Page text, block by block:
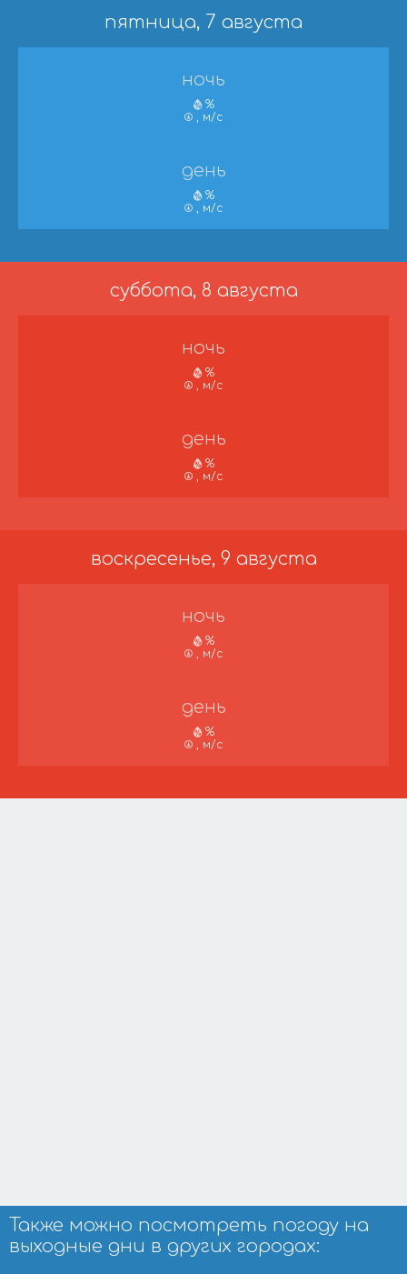
пятница, 7 августа
ночь
%
, м/с
день
%
, м/с
суббота, 8 августа
ночь
%
, м/с
день
%
, м/с
воскресенье, 9 августа
ночь
%
, м/с
день
%
, м/с
Также можно посмотреть погоду на
выходные дни в других городах: